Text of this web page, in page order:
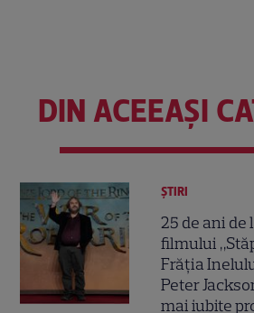
DIN ACEEAȘI
ȘTIRI
25 de ani de
filmului
Frăția
Peter
mai iubite